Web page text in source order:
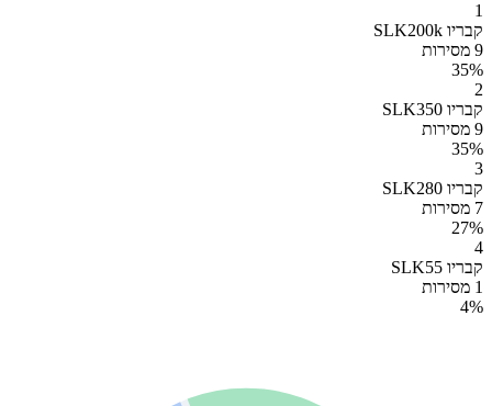
1
קבריו SLK200k
9 מסירות
35%
2
קבריו SLK350
9 מסירות
35%
3
קבריו SLK280
7 מסירות
27%
4
קבריו SLK55
1 מסירות
4%